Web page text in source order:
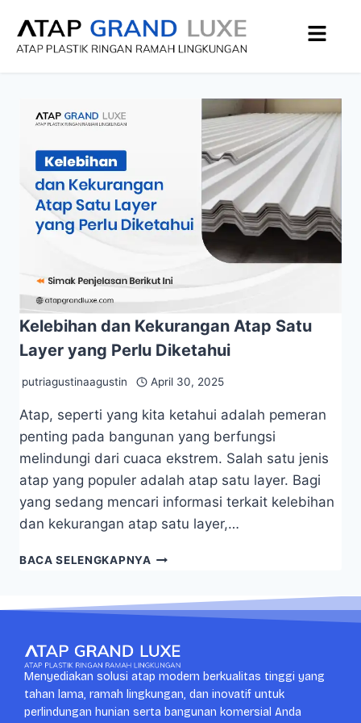
Kelebihan dan Kekurangan Atap Satu
Layer yang Perlu Diketahui
putriagustinaagustin April 30, 2025
Atap, seperti yang kita ketahui adalah pemeran
penting pada bangunan yang berfungsi
melindungi dari cuaca ekstrem. Salah satu jenis
atap yang populer adalah atap satu layer. Bagi
yang sedang mencari informasi terkait kelebihan
dan kekurangan atap satu layer,…
BACA SELENGKAPNYA
Menyediakan solusi atap modern berkualitas tinggi yang
tahan lama, ramah lingkungan, dan inovatif untuk
perlindungan hunian serta bangunan komersial Anda